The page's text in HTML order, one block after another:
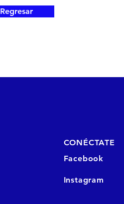
Regresar
CONÉCTATE
Facebook
Instagram